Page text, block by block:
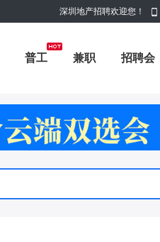
深圳地产招聘欢迎您！
普工 兼职 招聘会
赏金招聘